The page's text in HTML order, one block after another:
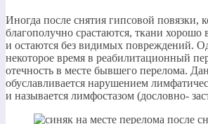
Иногда после снятия гипсовой повязки,
благополучно срастаются, ткани хорошо
и остаются без видимых повреждений.
некоторое время в реабилитационный
отечность в месте бывшего перелома.
обуславливается нарушением
и называется лимфостазом (дословно-